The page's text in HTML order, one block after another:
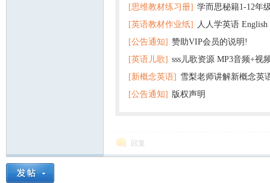
+音频 百度云网盘下载
[思维教材练习册] 学而思秘籍1-12年
子版PDF全册 百度网盘
[英语教材作业纸] 人人学英语
版pdf 百度网盘下载
[公告通知] 赞助VIP会员的说明!
[英语儿歌] sss儿歌资源 MP3音频+视
百度云网盘下载
[新概念英语] 雪梨老师讲解新概念英
[公告通知] 版权声明
回复